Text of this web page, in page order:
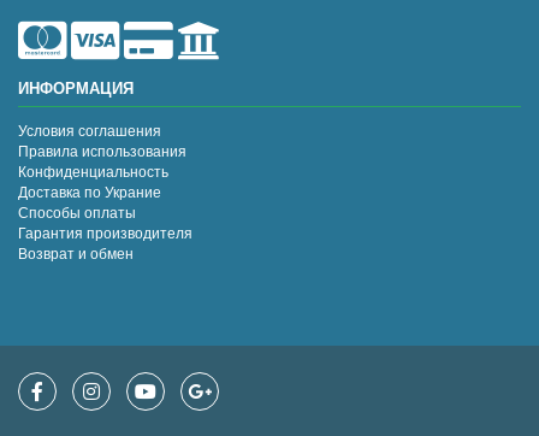
ИНФОРМАЦИЯ
Условия соглашения
Правила использования
Конфиденциальность
Доставка по Украние
Способы оплаты
Гарантия производителя
Возврат и обмен